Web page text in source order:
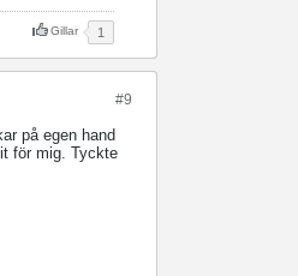
Gillar 1
#9
på egen hand
för mig. Tyckte